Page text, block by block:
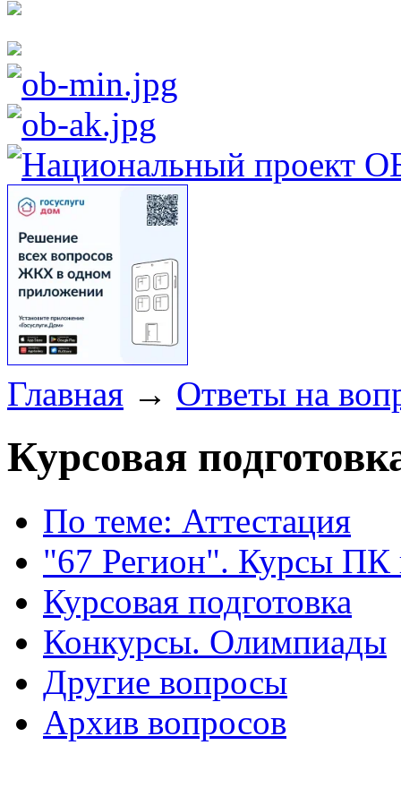
Главная → Ответы на
Курсовая
По теме: Аттестация
"67 Регион". Курсы
Курсовая подготовка
Конкурсы. Олимпиады
Другие вопросы
Архив вопросов